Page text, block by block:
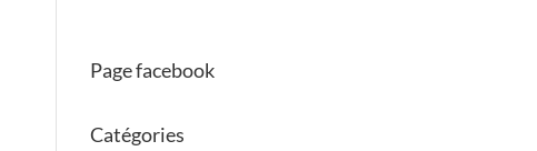
Page facebook
Catégories